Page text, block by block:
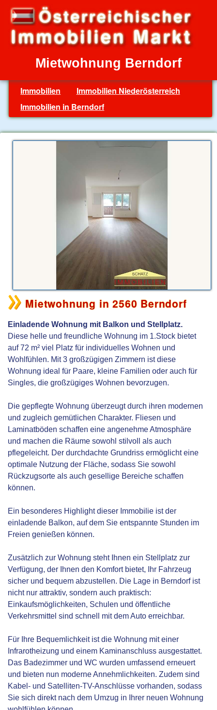
Mietwohnung Berndorf
Immobilien
Immobilien Niederösterreich
Immobilien in Berndorf
Mietwohnung in 2560 Berndorf
Einladende Wohnung mit Balkon und Stellplatz.
Diese helle und freundliche Wohnung im 1.Stock bietet
auf 72 m² viel Platz für individuelles Wohnen und
Wohlfühlen. Mit 3 großzügigen Zimmern ist diese
Wohnung ideal für Paare, kleine Familien oder auch für
Singles, die großzügiges Wohnen bevorzugen.
Die gepflegte Wohnung überzeugt durch ihren modernen
und zugleich gemütlichen Charakter. Fliesen und
Laminatböden schaffen eine angenehme Atmosphäre
und machen die Räume sowohl stilvoll als auch
pflegeleicht. Der durchdachte Grundriss ermöglicht eine
optimale Nutzung der Fläche, sodass Sie sowohl
Rückzugsorte als auch gesellige Bereiche schaffen
können.
Ein besonderes Highlight dieser Immobilie ist der
einladende Balkon, auf dem Sie entspannte Stunden im
Freien genießen können.
Zusätzlich zur Wohnung steht Ihnen ein Stellplatz zur
Verfügung, der Ihnen den Komfort bietet, Ihr Fahrzeug
sicher und bequem abzustellen. Die Lage in Berndorf ist
nicht nur attraktiv, sondern auch praktisch:
Einkaufsmöglichkeiten, Schulen und öffentliche
Verkehrsmittel sind schnell mit dem Auto erreichbar.
Für Ihre Bequemlichkeit ist die Wohnung mit einer
Infrarotheizung und einem Kaminanschluss ausgestattet.
Das Badezimmer und WC wurden umfassend erneuert
und bieten nun moderne Annehmlichkeiten. Zudem sind
Kabel- und Satelliten-TV-Anschlüsse vorhanden, sodass
Sie sich direkt nach dem Umzug in Ihrer neuen Wohnung